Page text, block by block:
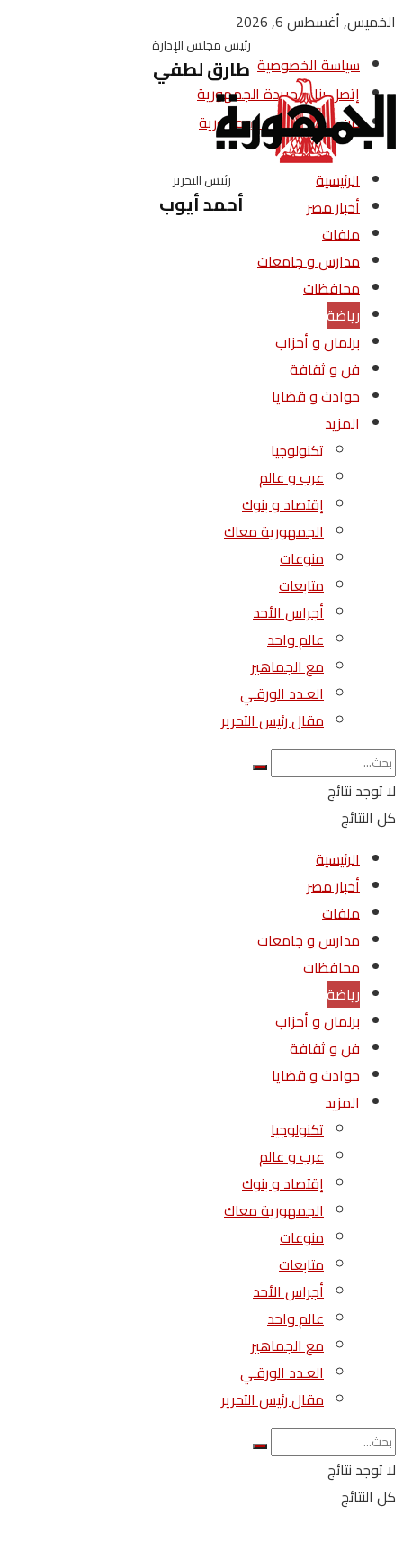
الخميس, أغسطس 6, 2026
سياسة الخصوصية
إتصل بنا – جريدة الجمهورية
من نحن – جريدة الجمهورية
رئيس مجلس الإدارة
طارق لطفي
رئيس التحرير
أحمد أيوب
الرئيسية
أخبار مصر
ملفات
مدارس و جامعات
محافظات
رياضة
برلمان و أحزاب
فن و ثقافة
حوادث و قضايا
المزيد
تكنولوجيا
عرب و عالم
إقتصاد و بنوك
الجمهورية معاك
منوعات
متابعات
أجراس الأحد
عالم واحد
مع الجماهير
العـدد الورقـي
مقال رئيس التحرير
لا توجد نتائج
كل النتائج
الرئيسية
أخبار مصر
ملفات
مدارس و جامعات
محافظات
رياضة
برلمان و أحزاب
فن و ثقافة
حوادث و قضايا
المزيد
تكنولوجيا
عرب و عالم
إقتصاد و بنوك
الجمهورية معاك
منوعات
متابعات
أجراس الأحد
عالم واحد
مع الجماهير
العـدد الورقـي
مقال رئيس التحرير
لا توجد نتائج
كل النتائج